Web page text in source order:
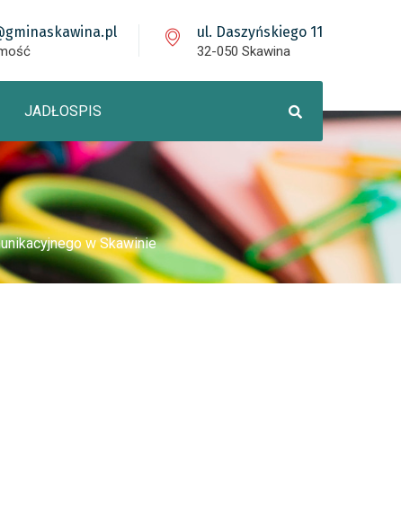
ul. Daszyńskiego 11
32-050 Skawina
JADŁOSPIS
w Skawinie